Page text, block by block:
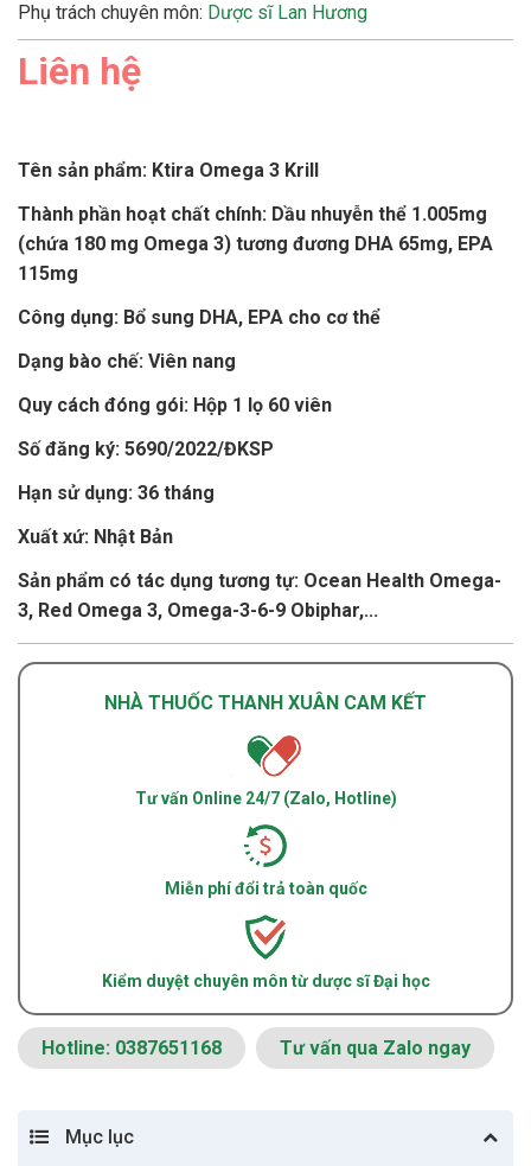
Phụ trách chuyên môn: Dược sĩ Lan Hương
Liên hệ
Tên sản phẩm: Ktira Omega 3 Krill
Thành phần hoạt chất chính: Dầu nhuyễn thể 1.005mg
(chứa 180 mg Omega 3) tương đương DHA 65mg, EPA
115mg
Công dụng: Bổ sung DHA, EPA cho cơ thể
Dạng bào chế: Viên nang
Quy cách đóng gói: Hộp 1 lọ 60 viên
Số đăng ký: 5690/2022/ĐKSP
Hạn sử dụng: 36 tháng
Xuất xứ: Nhật Bản
Sản phẩm có tác dụng tương tự: Ocean Health Omega-
3, Red Omega 3, Omega-3-6-9 Obiphar,...
NHÀ THUỐC THANH XUÂN CAM KẾT
Tư vấn Online 24/7 (Zalo, Hotline)
Miễn phí đổi trả toàn quốc
Kiểm duyệt chuyên môn từ dược sĩ Đại học
Hotline: 0387651168 Tư vấn qua Zalo ngay
Mục lục